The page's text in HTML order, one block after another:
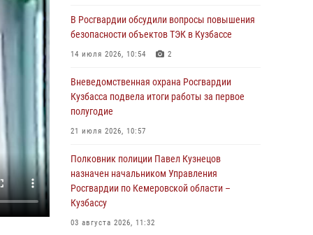
С 1 сентября 2026 года вступает в силу новый
федеральный закон о частной охранной
Росгвардейцы задержали предполагаемого
виновника причинения ножевого ранения
Росгвардейцы задержали мужчину,
повредившего имущество горожанки
06 августа 2026, 08:17
В Росгвардии обсудили вопросы повышения
безопасности объектов ТЭК в Кузбассе
14 июля 2026, 10:54 2
Вневедомственная охрана Росгвардии
Кузбасса подвела итоги работы за первое
полугодие
21 июля 2026, 10:57
Полковник полиции Павел Кузнецов
назначен начальником Управления
Росгвардии по Кемеровской области –
Кузбассу
03 августа 2026, 11:32